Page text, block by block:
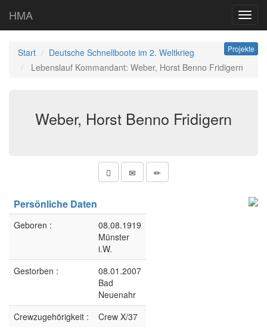
HMA
Projekte
Start
Deutsche Schnellboote im 2. Weltkrieg
Lebenslauf Kommandant: Weber, Horst Benno Fridigern
Weber, Horst Benno Fridigern
Persönliche Daten
Geboren :
08.08.1919
Münster
i.W.
Gestorben :
08.01.2007
Bad
Neuenahr
Crewzugehörigkeit :
Crew X/37